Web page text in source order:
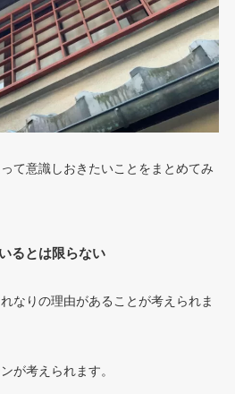
て意識しおきたいことをまとめてみ
るとは限らない
なりの理由があることが考えられま
が考えられます。